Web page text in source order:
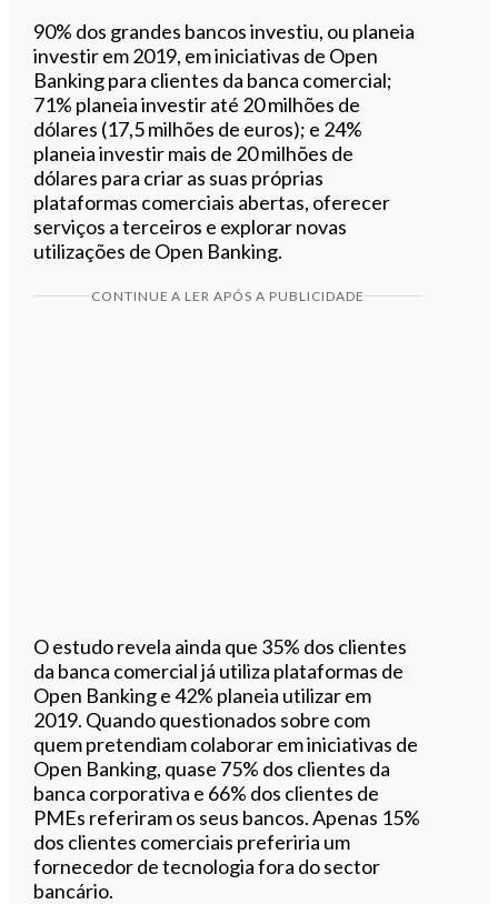
90% dos grandes bancos investiu, ou planeia
investir em 2019, em iniciativas de Open
Banking para clientes da banca comercial;
71% planeia investir até 20 milhões de
dólares (17,5 milhões de euros); e 24%
planeia investir mais de 20 milhões de
dólares para criar as suas próprias
plataformas comerciais abertas, oferecer
serviços a terceiros e explorar novas
utilizações de Open Banking.
CONTINUE A LER APÓS A PUBLICIDADE
O estudo revela ainda que 35% dos clientes
da banca comercial já utiliza plataformas de
Open Banking e 42% planeia utilizar em
2019. Quando questionados sobre com
quem pretendiam colaborar em iniciativas de
Open Banking, quase 75% dos clientes da
banca corporativa e 66% dos clientes de
PMEs referiram os seus bancos. Apenas 15%
dos clientes comerciais preferiria um
fornecedor de tecnologia fora do sector
bancário.